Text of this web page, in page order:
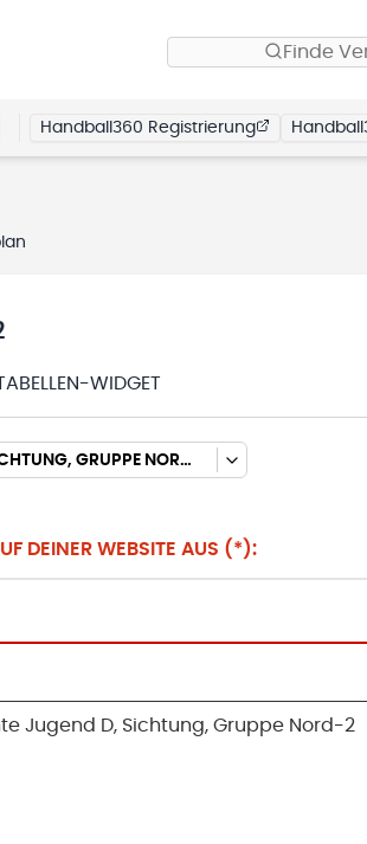
Finde
Handball360 Registrierung
WIDGET
GEMISCHTE JUGEND D, SICHTUNG, GRUPPE NORD-2 (HALLENRUNDE 2025/2026)
DEINER WEBSITE AUS (*):
Jugend D, Sichtung, Gruppe Nord-2